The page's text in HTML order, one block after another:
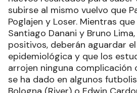
subirse al mismo vuelvo que
Poglajen y Loser. Mientras
Santiago Danani y Bruno
positivos, deberán aguardar
epidemiológica y que los
arrojen ninguna complicación
se ha dado en algunos